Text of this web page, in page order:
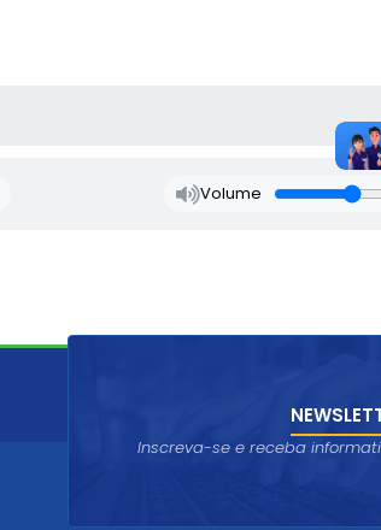
Volume
Inscreva-se e receba